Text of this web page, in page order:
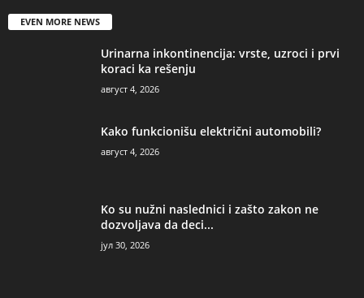
EVEN MORE NEWS
Urinarna inkontinencija: vrste, uzroci i prvi
koraci ka rešenju
август 4, 2026
Kako funkcionišu električni automobili?
август 4, 2026
Ko su nužni naslednici i zašto zakon ne
dozvoljava da deci...
јул 30, 2026